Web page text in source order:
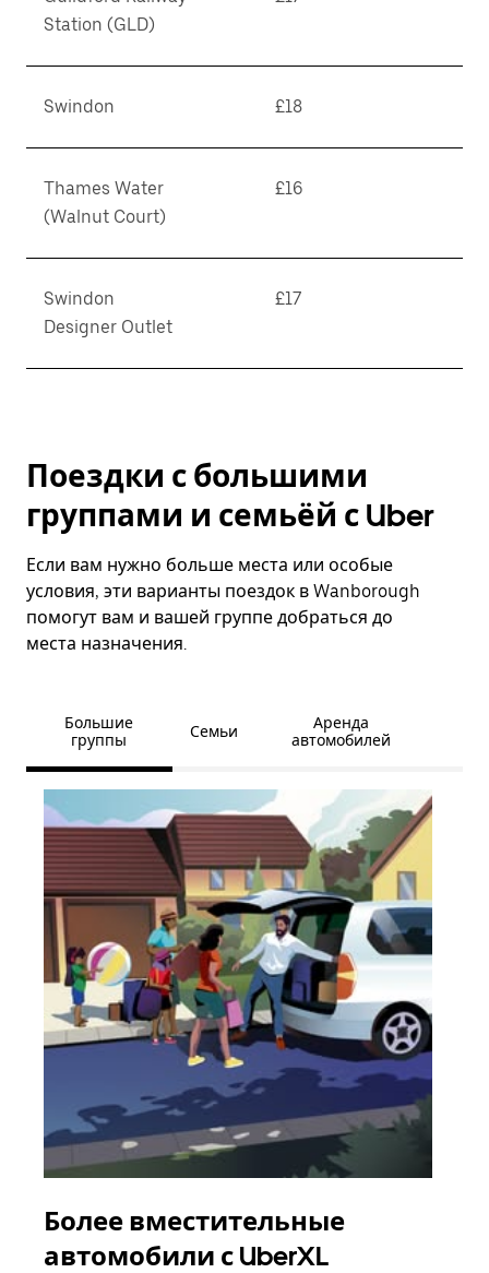
Station (GLD)
Swindon £18
Thames Water
(Walnut Court)
£16
Swindon
Designer Outlet
£17
Поездки с большими
группами и семьёй с Uber
Если вам нужно больше места или особые
условия, эти варианты поездок в Wanborough
помогут вам и вашей группе добраться до
места назначения.
Большие
группы
Семьи
Аренда
автомобилей
Более вместительные
автомобили с UberXL